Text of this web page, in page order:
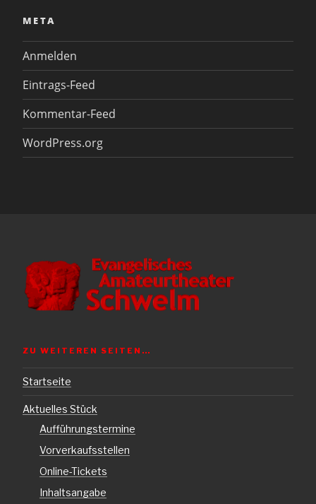
META
Anmelden
Eintrags-Feed
Kommentar-Feed
WordPress.org
ZU WEITEREN SEITEN…
Startseite
Aktuelles Stück
Aufführungstermine
Vorverkaufsstellen
Online-Tickets
Inhaltsangabe